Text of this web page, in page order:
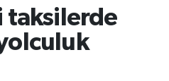
taksilerde